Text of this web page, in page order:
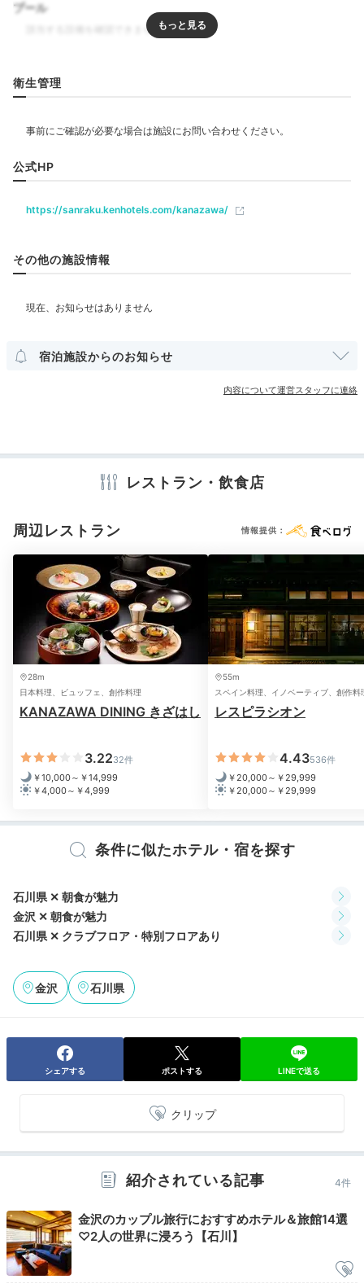
ホテル内装がとても素敵で、館内にアートが飾ってあっ
たのでお部屋までの道のりも楽しめました。中庭の滝
は、斬新なデザインでおしゃれでした。
Dinner
19:00
近江町市場から直送
五感で味わう美食
金沢ダイニング「きざはし」のディナーは、近江町市場
直送の厳選食材を使用した季節のコース。金沢名物「治
部煮」をはじめ 「のどぐろ」「能登牛」など贅を極めた
がら優雅に。
yi02qx
「きざはし」にてコース料理を。金箔の入ったシャンパ
ンがとても綺麗で思い出になりました。料理も金沢なら
ではの食材やテーマで作られており、綺麗で美味しかっ
たです。
+4
Bar
ピアノの音色がBGM
バー セゾンの内観 バ
ディナーの後は、ロビーラウンジ「バー セゾン」で過
銘酒やカラフルなオリジナルカクテルなどを楽しめま
す。石川の地酒に挑戦してみるのもいいですね。
Relax
22:00
プール
飲食
ベビーベッド
部屋情報
コネクティングルーム ユニバーサルルーム
その他館内施設
ランドリーコーナー
アメニティ
冷蔵庫 エアコン スリッパ
セーフティボックス
洗浄機付トイレ バスローブ 歯ブラシ カミソリ
タオル バスタオル お茶セット 電気ポット 加湿器
※設備・アメニティは、確認が取れている情報を表示しています。
衛生管理
公式HP
https://sanraku.kenhotels.com/kanazawa/
その他の施設情報
宿泊施設からのお知らせ
内容について運営スタッフに連絡
レストラン・飲食店
周辺レストラン 情報提供：
28m
日本料理、ビュッフェ、創作料理
KANAZAWA DINING きざはし
3.2232件
￥10,000～￥14,999
￥4,000～￥4,999
55m
スペイン料理、イノベーティブ、創作料
レスピラシオン
4.43536件
￥20,000～￥29,999
￥20,000～￥29,999
条件に似たホテル・宿を探す
石川県 ✕ 朝食が魅力
金沢 ✕ 朝食が魅力
石川県 ✕ クラブフロア・特別フロアあり
金沢 石川県
シェアする ポストする LINEで送る
クリップ
紹介されている記事 4件
金沢のカップル旅行におすすめホテル＆旅館14選
♡2人の世界に浸ろう【石川】